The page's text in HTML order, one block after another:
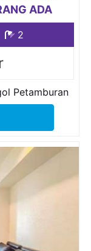
ADA
2
Petamburan